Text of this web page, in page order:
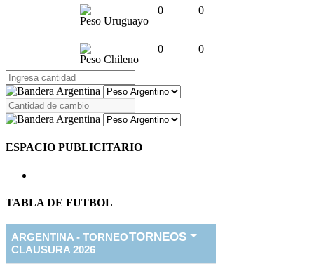
Peso Uruguayo
0 0
Peso Chileno
0 0
ESPACIO PUBLICITARIO
TABLA DE FUTBOL